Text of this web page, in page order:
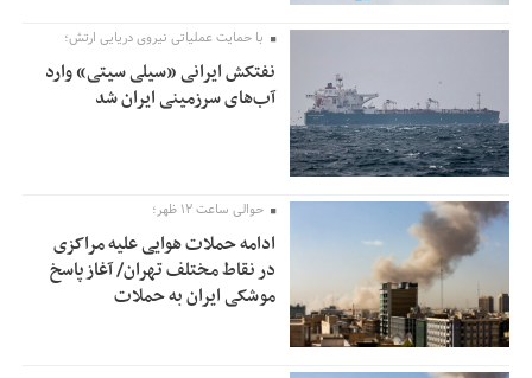
با حمایت عملیاتی نیروی دریایی ارتش؛
نفتکش ایرانی «سیلی سیتی» وارد
آب‌های سرزمینی ایران شد
حوالی ساعت ۱۲ ظهر؛
ادامه حملات هوایی علیه مراکزی
در نقاط مختلف تهران/ آغاز پاسخ
موشکی ایران به حملات